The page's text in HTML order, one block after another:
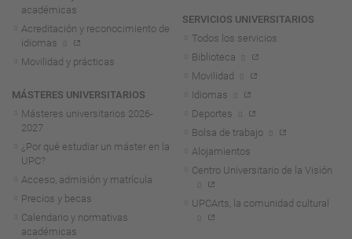
académicas
Acreditación y reconocimiento de
idiomas
Movilidad y prácticas
MÁSTERES UNIVERSITARIOS
Másteres universitarios 2026-
2027
¿Por qué estudiar un máster en la
UPC?
Acceso, admisión y matrícula
Precios y becas
Calendario y normativas
académicas
SERVICIOS UNIVERSITARIOS
Todos los servicios
Biblioteca
Movilidad
Idiomas
Deportes
Bolsa de trabajo
Alojamientos
Centro Universitario de la Visión
UPCArts, la comunidad cultural